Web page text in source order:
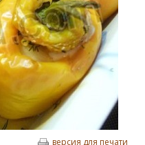
версия для печати